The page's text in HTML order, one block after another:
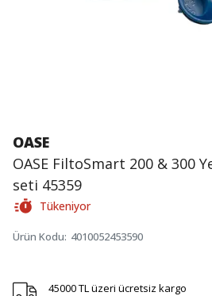
OASE
OASE FiltoSmart 200 & 300
seti 45359
Tükeniyor
Ürün Kodu: 4010052453590
45000 TL üzeri ücretsiz kargo